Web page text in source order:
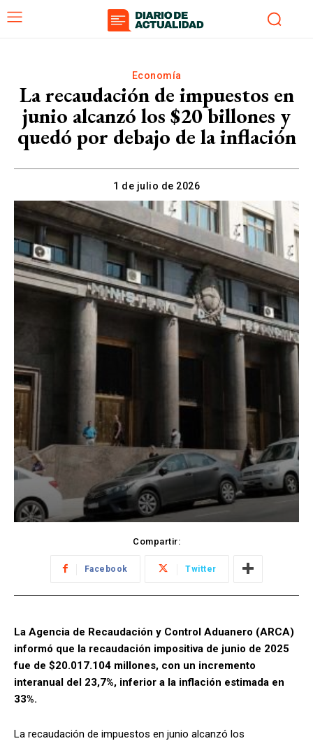
Economía
La recaudación de impuestos en
junio alcanzó los $20 billones y
quedó por debajo de la inflación
1 de julio de 2026
Compartir:
Facebook Twitter
La Agencia de Recaudación y Control Aduanero (ARCA)
informó que la recaudación impositiva de junio de 2025
fue de $20.017.104 millones, con un incremento
interanual del 23,7%, inferior a la inflación estimada en
33%.
La recaudación de impuestos en junio alcanzó los